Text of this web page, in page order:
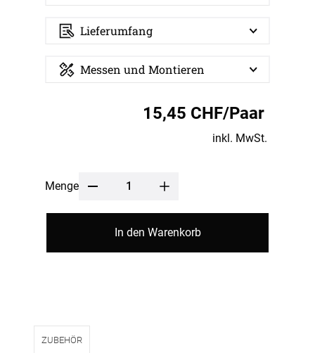
Lieferumfang
Messen und Montieren
15,45 CHF/Paar
inkl. MwSt.
Menge
In den Warenkorb
ZUBEHÖR